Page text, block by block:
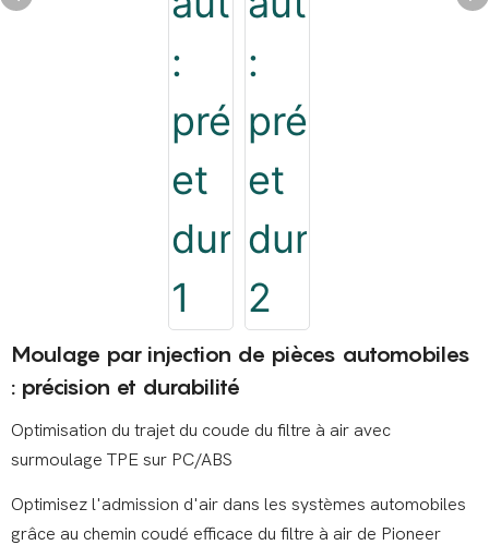
Moulage par injection de pièces automobiles
: précision et durabilité
Optimisation du trajet du coude du filtre à air avec
surmoulage TPE sur PC/ABS
Optimisez l'admission d'air dans les systèmes automobiles
grâce au chemin coudé efficace du filtre à air de Pioneer